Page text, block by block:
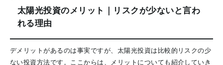
太陽光投資のメリット｜リスクが少ないと言わ
れる理由
デメリットがあるのは事実ですが、太陽光投資は比較的リスクの少
ない投資方法です。ここからは、メリットについても紹介していき